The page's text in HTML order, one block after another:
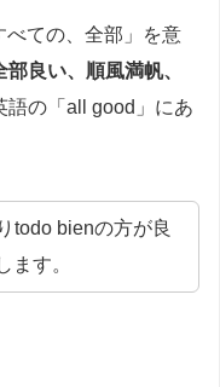
べての、全部」を意
部良い、順風満帆、
語の「all good」にあ
todo bienの方が良
ます。